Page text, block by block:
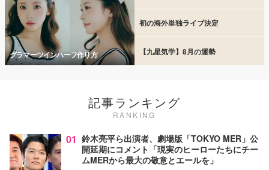
グラマーツインハーフ作り方
初の海外単独ライブ決定
【九星気学】8月の運勢
記事ランキング
RANKING
01 鈴木亮平ら出演者、劇場版「TOKYO MER」公
開延期にコメント「現実のヒーローたちにチー
ムMERから最大の敬意とエールを」